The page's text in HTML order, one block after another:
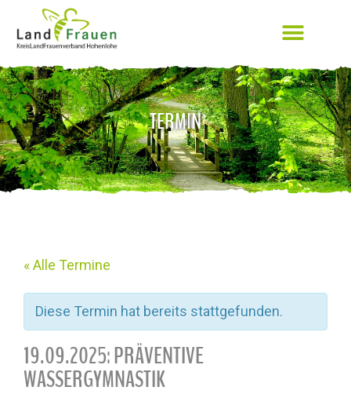
TERMIN
« Alle Termine
Diese Termin hat bereits stattgefunden.
19.09.2025: PRÄVENTIVE
WASSERGYMNASTIK